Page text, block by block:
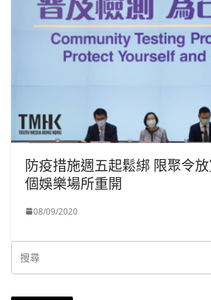
防疫措施週五起鬆綁 限聚令
個娛樂場所重開
08/09/2020